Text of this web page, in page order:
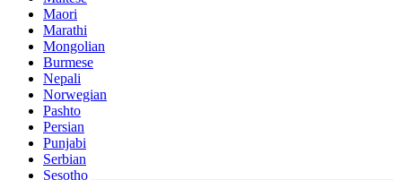
Maori
Marathi
Mongolian
Burmese
Nepali
Norwegian
Pashto
Persian
Punjabi
Serbian
Sesotho